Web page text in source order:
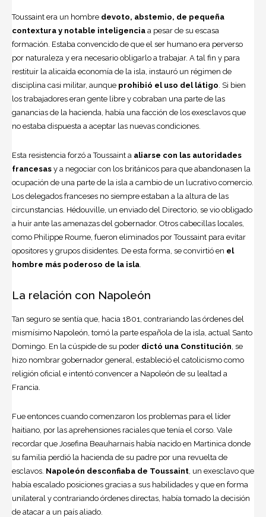
Toussaint era un hombre devoto, abstemio, de pequeña
contextura y notable inteligencia a pesar de su escasa
formación. Estaba convencido de que el ser humano era perverso
por naturaleza y era necesario obligarlo a trabajar. A tal fin y para
restituir la alicaída economía de la isla, instauró un régimen de
disciplina casi militar, aunque prohibió el uso del látigo . Si bien
los trabajadores eran gente libre y cobraban una parte de las
ganancias de la hacienda, había una facción de los exesclavos que
no estaba dispuesta a aceptar las nuevas condiciones.
Esta resistencia forzó a Toussaint a aliarse con las autoridades
francesas y a negociar con los británicos para que abandonasen la
ocupación de una parte de la isla a cambio de un lucrativo comercio.
Los delegados franceses no siempre estaban a la altura de las
circunstancias. Hédouville, un enviado del Directorio, se vio obligado
a huir ante las amenazas del gobernador. Otros cabecillas locales,
como Philippe Roume, fueron eliminados por Toussaint para evitar
opositores y grupos disidentes. De esta forma, se convirtió en el
hombre más poderoso de la isla
La relación con Napoleón
Tan seguro se sentía que, hacia 1801, contrariando las órdenes del
mismísimo Napoleón, tomó la parte española de la isla, actual Santo
Domingo. En la cúspide de su poder dictó una Constitución , se
hizo nombrar gobernador general, estableció el catolicismo como
religión oficial e intentó convencer a Napoleón de su lealtad a
Francia.
Fue entonces cuando comenzaron los problemas para el líder
haitiano, por las aprehensiones raciales que tenía el corso. Vale
recordar que Josefina Beauharnais había nacido en Martinica donde
su familia perdió la hacienda de su padre por una revuelta de
esclavos. Napoleón desconfiaba de Toussaint , un exesclavo que
había escalado posiciones gracias a sus habilidades y que en forma
unilateral y contrariando órdenes directas, había tomado la decisión
de atacar a un país aliado.